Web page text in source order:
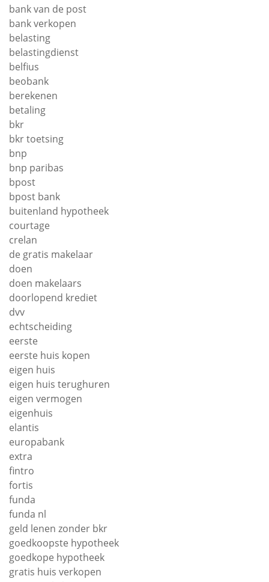
bank van de post
bank verkopen
belasting
belastingdienst
belfius
beobank
berekenen
betaling
bkr
bkr toetsing
bnp
bnp paribas
bpost
bpost bank
buitenland hypotheek
courtage
crelan
de gratis makelaar
doen
doen makelaars
doorlopend krediet
dvv
echtscheiding
eerste
eerste huis kopen
eigen huis
eigen huis terughuren
eigen vermogen
eigenhuis
elantis
europabank
extra
fintro
fortis
funda
funda nl
geld lenen zonder bkr
goedkoopste hypotheek
goedkope hypotheek
gratis huis verkopen